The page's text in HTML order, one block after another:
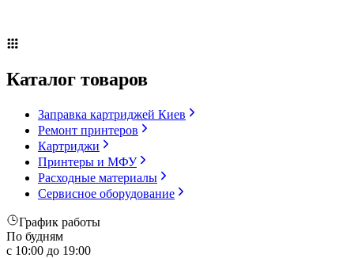
Каталог товаров
Заправка картриджей Киев
Ремонт принтеров
Картриджи
Принтеры и МФУ
Расходные материалы
Сервисное оборудование
График работы
По будням
с 10:00 до 19:00